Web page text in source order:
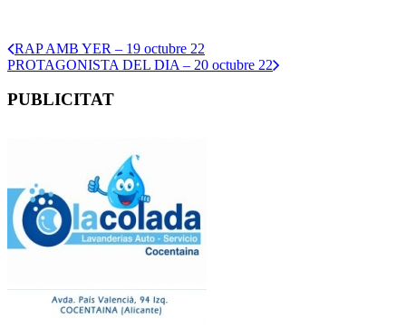
RAP AMB YER – 19 octubre 22
PROTAGONISTA DEL DIA – 20 octubre 22
PUBLICITAT